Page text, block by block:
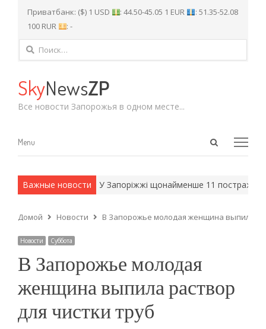
Приватбанк: ($) 1 USD : 44.50-45.05 1 EUR
: 51.35-52.08
100 RUR
: -
Найти:
SkyNewsZP
Все новости Запорожья в одном месте...
Open
Menu
Menu
Важные новости
армейские методы. У Запоріжжі щонайменше 11
Домой Новости В Запорожье молодая женщина выпила
Новости Суббота
В Запорожье молодая
женщина выпила раствор
для чистки труб